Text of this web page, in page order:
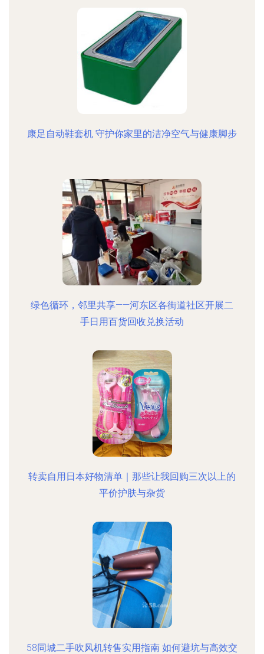
康足自动鞋套机 守护你家里的洁净空气与健康脚步
绿色循环，邻里共享——河东区各街道社区开展二
手日用百货回收兑换活动
转卖自用日本好物清单｜那些让我回购三次以上的
平价护肤与杂货
58同城二手吹风机转售实用指南 如何避坑与高效交